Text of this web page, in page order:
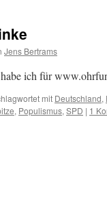
Jens Bertrams
ich für
mit Deutschland,
, Populismus, SPD | 1